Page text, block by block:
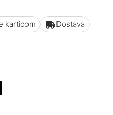
karticom
Dostava